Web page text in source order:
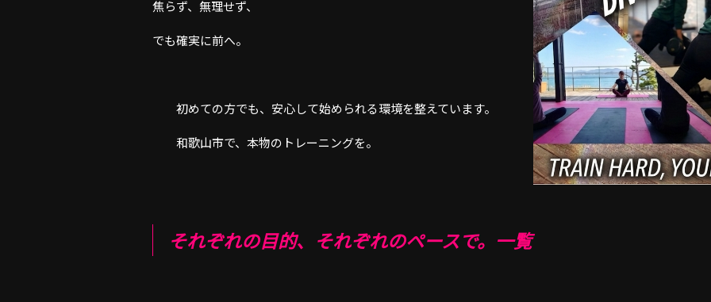
焦らず、無理せず、
でも確実に前へ。
初めての方でも、安心して始められる環境を整えています。
和歌山市で、本物のトレーニングを。
それぞれの目的、それぞれのペースで。一覧